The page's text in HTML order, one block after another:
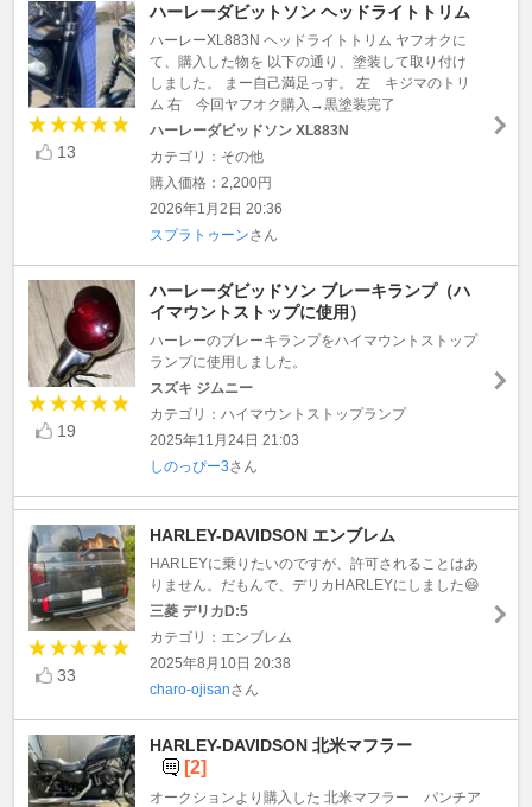
13
ハーレーダビットソン ヘッドライトトリム
ハーレーXL883N ヘッドライトトリム ヤフオクに
て、購入した物を 以下の通り、塗装して取り付け
しました。 まー自己満足っす。 左 キジマのトリ
ム 右 今回ヤフオク購入→黒塗装完了
ハーレーダビッドソン XL883N
カテゴリ：その他
購入価格：2,200円
2026年1月2日 20:36
スプラトゥーンさん
19
ハーレーダビッドソン ブレーキランプ（ハ
イマウントストップに使用）
ハーレーのブレーキランプをハイマウントストップ
ランプに使用しました。
スズキ ジムニー
カテゴリ：ハイマウントストップランプ
2025年11月24日 21:03
しのっぴー3さん
33
HARLEY-DAVIDSON エンブレム
HARLEYに乗りたいのですが、許可されることはあ
りません。だもんで、デリカHARLEYにしました😄
三菱 デリカD:5
カテゴリ：エンブレム
2025年8月10日 20:38
charo-ojisanさん
HARLEY-DAVIDSON 北米マフラー
[2]
オークションより購入した 北米マフラー パンチア